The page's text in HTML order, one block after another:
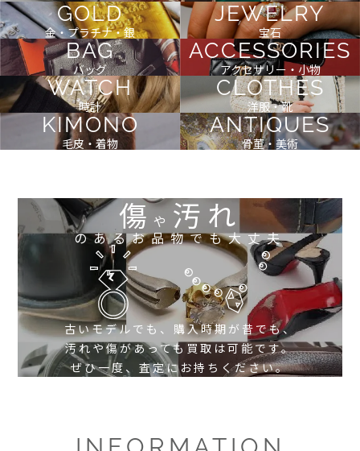
GOLD
金・プラチナ・銀
JEWELRY
宝石
BAG
バッグ
ACCESSORIES
アクセサリー・小物
WATCH
時計
CLOTHES
洋服・靴
KIMONO
毛皮・着物
ANTIQUES
骨董・美術
傷や 汚れ
のあるお品物でも大丈夫
古いモデルでも、購入時期が昔でも、
汚れや傷があっても買取は可能です。
ぜひ一度、査定にお持ちください。